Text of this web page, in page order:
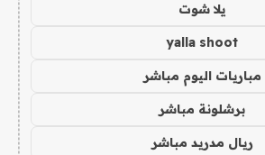
يلا شوت
yalla shoot
مباريات اليوم مباشر
برشلونة مباشر
ريال مدريد مباشر